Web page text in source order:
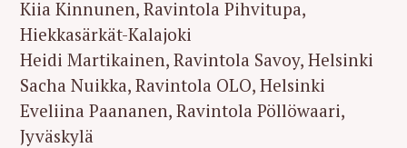
Kiia Kinnunen, Ravintola Pihvitupa,
Hiekkasärkät-Kalajoki
Heidi Martikainen, Ravintola Savoy, Helsinki
Sacha Nuikka, Ravintola OLO, Helsinki
Eveliina Paananen, Ravintola Pöllöwaari,
Jyväskylä